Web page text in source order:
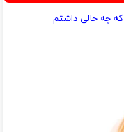
که چه حالی داشتم